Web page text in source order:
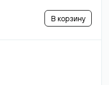
В корзину